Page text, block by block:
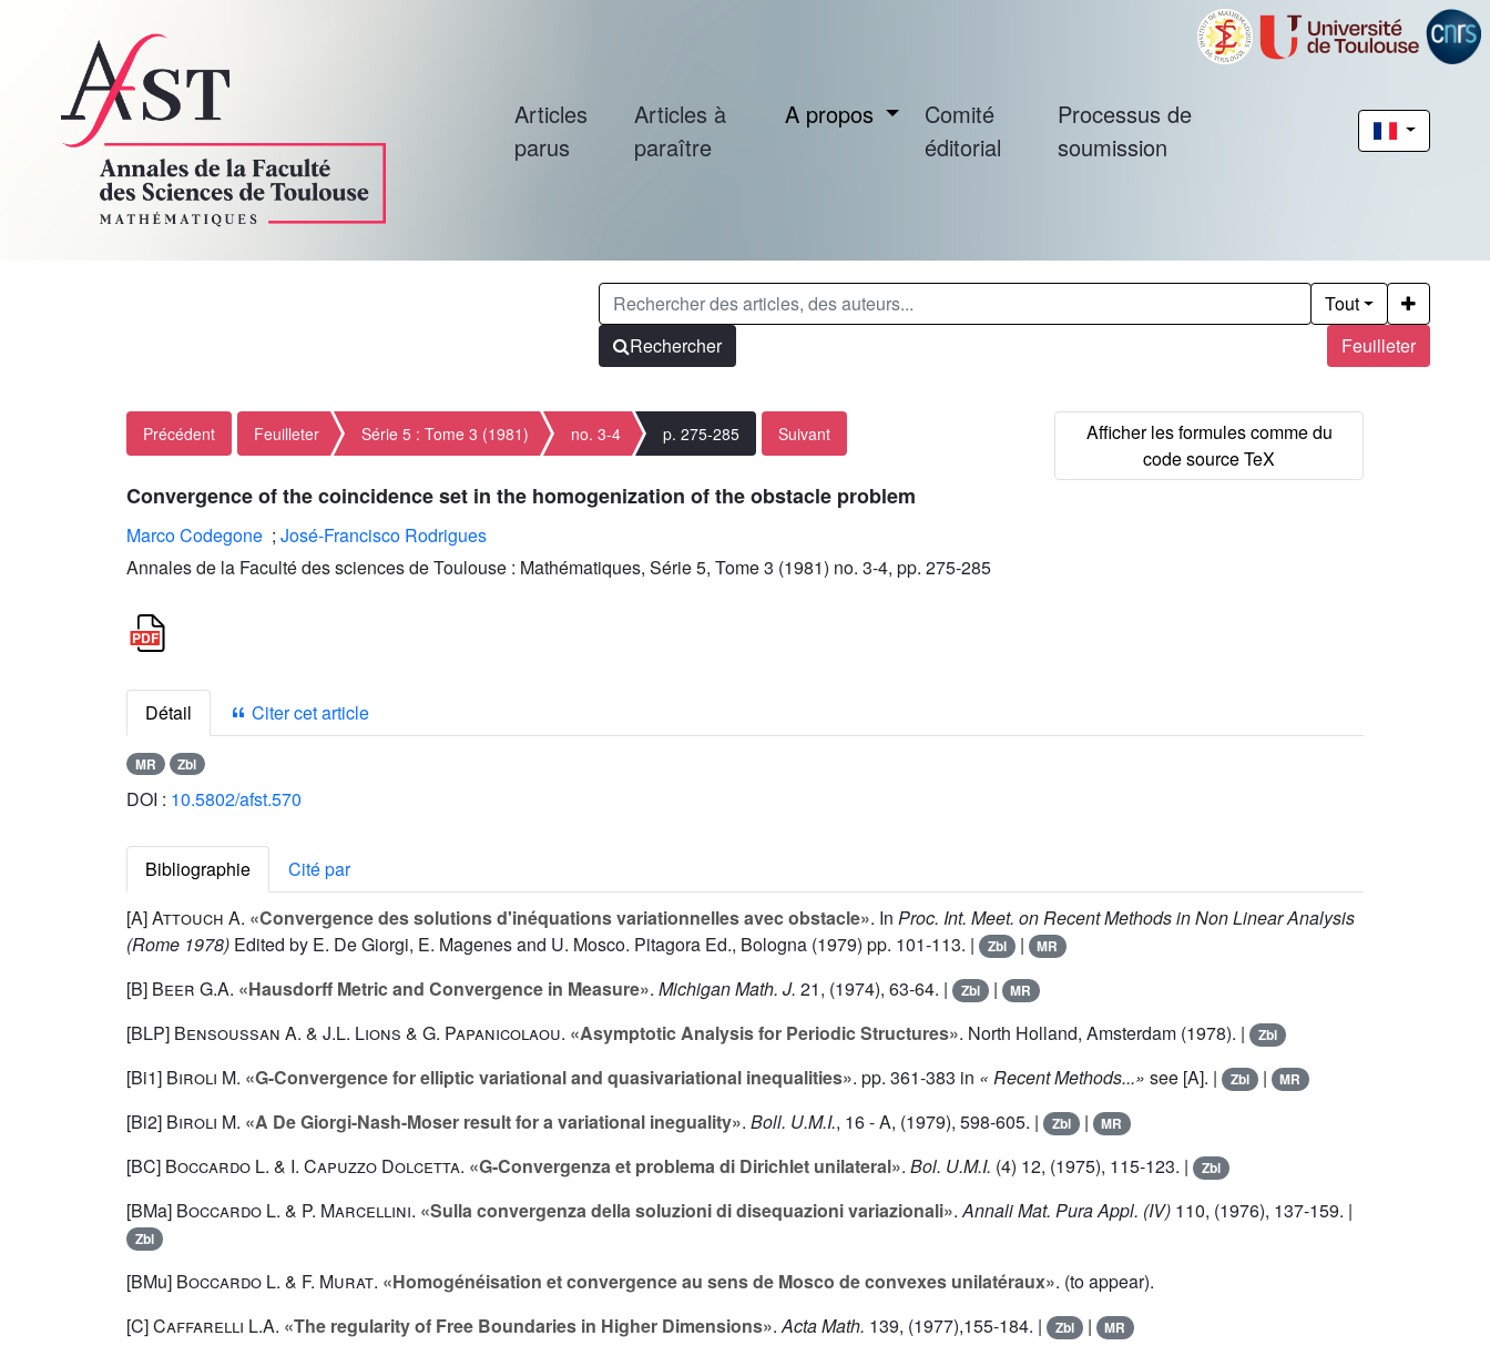
Articles
parus
Articles à
paraître
A propos
Comité
éditorial
Processus de
soumission
Feuilleter
Tout
Rechercher
Précédent Feuilleter Série 5 : Tome 3 (1981) no. 3-4 p. 275-285 Suivant
Convergence of the coincidence set in the homogenization of the obstacle problem
Marco Codegone ; José-Francisco Rodrigues
Annales de la Faculté des sciences de Toulouse : Mathématiques, Série 5, Tome 3 (1981) no. 3-4, pp. 275-285
Détail Citer cet article
MR Zbl
DOI : 10.5802/afst.570
Bibliographie
Cité par
[A]Attouch A. «Convergence des solutions d'inéquations variationnelles avec obstacle». In Proc. Int. Meet. on Recent Methods in Non Linear Analysis
(Rome 1978) Edited by E. De Giorgi, E. Magenes and U. Mosco. Pitagora Ed., Bologna (1979) pp. 101-113. | Zbl | MR
[B] Beer G.A. «Hausdorff Metric and Convergence in Measure». Michigan Math. J. 21, (1974), 63-64. | Zbl | MR
[BLP] Bensoussan A. & J.L. Lions & G. Papanicolaou. «Asymptotic Analysis for Periodic Structures». North Holland, Amsterdam (1978). | Zbl
[Bi1] Biroli M. «G-Convergence for elliptic variational and quasivariational inequalities». pp. 361-383 in « Recent Methods...» see [A]. | Zbl | MR
[Bi2] Biroli M. «A De Giorgi-Nash-Moser result for a variational ineguality». Boll. U.M.I., 16- A, (1979), 598-605. | Zbl | MR
[BC] Boccardo L. & I. Capuzzo Dolcetta. «G-Convergenza et problema di Dirichlet unilateral». Bol. U.M.I. (4) 12, (1975), 115-123. | Zbl
[BMa] Boccardo L. & P. Marcellini. «Sulla convergenza della soluzioni di disequazioni variazionali».Annali Mat. Pura Appl. (IV) 110, (1976), 137-159. |
Zbl
[BMu] Boccardo L. & F. Murat. «Homogénéisation et convergence au sens de Mosco de convexes unilatéraux». (to appear).
[C]Caffarelli L.A. «The regularity of Free Boundaries in Higher Dimensions».Acta Math. 139, (1977),155-184. | Zbl | MR